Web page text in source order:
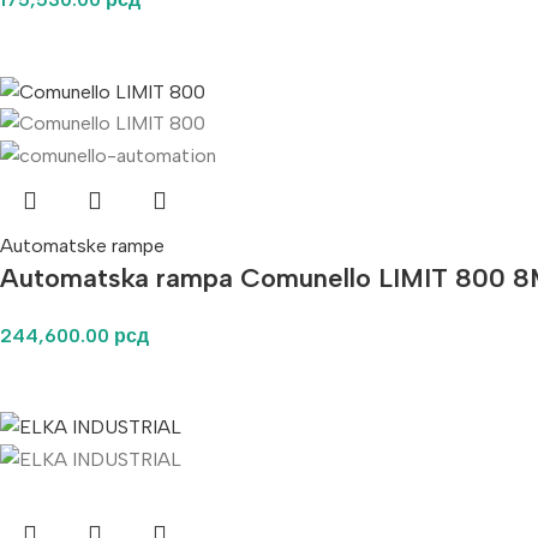
Automatske rampe
Automatska rampa Comunello LIMIT 800
244,600.00 рсд